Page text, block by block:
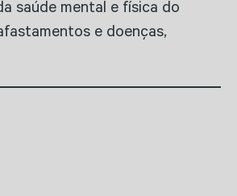
saúde mental e física do
e doenças,